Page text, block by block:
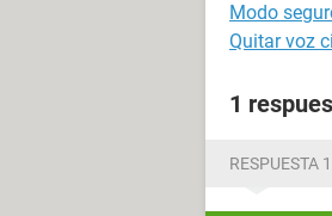
Modo
Quitar voz
1
RESPUESTA